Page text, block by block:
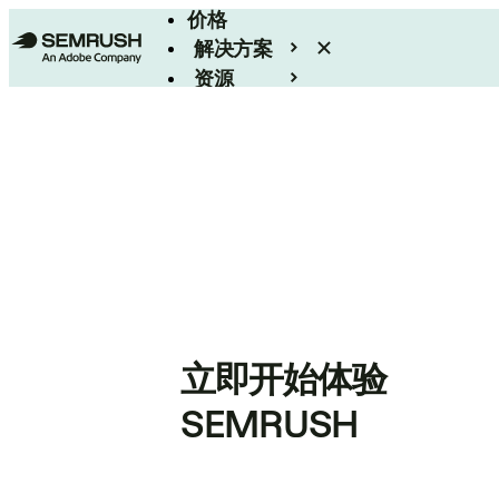
价格
解决方案
资源
立即开始体验
SEMRUSH